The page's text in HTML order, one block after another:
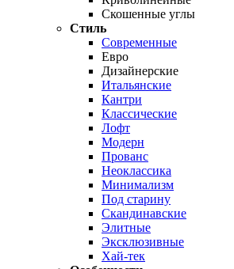
Скошенные углы
Стиль
Современные
Евро
Дизайнерские
Итальянские
Кантри
Классические
Лофт
Модерн
Прованс
Неоклассика
Минимализм
Под старину
Скандинавские
Элитные
Эксклюзивные
Хай-тек